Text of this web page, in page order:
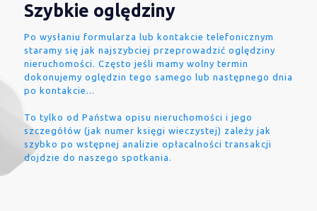
Szybkie oględziny
Po wysłaniu formularza lub kontakcie telefonicznym
staramy się jak najszybciej przeprowadzić oględziny
nieruchomości. Często jeśli mamy wolny termin
dokonujemy oględzin tego samego lub następnego dnia
po kontakcie...
To tylko od Państwa opisu nieruchomości i jego
szczegółów (jak numer księgi wieczystej) zależy jak
szybko po wstępnej analizie opłacalności transakcji
dojdzie do naszego spotkania.